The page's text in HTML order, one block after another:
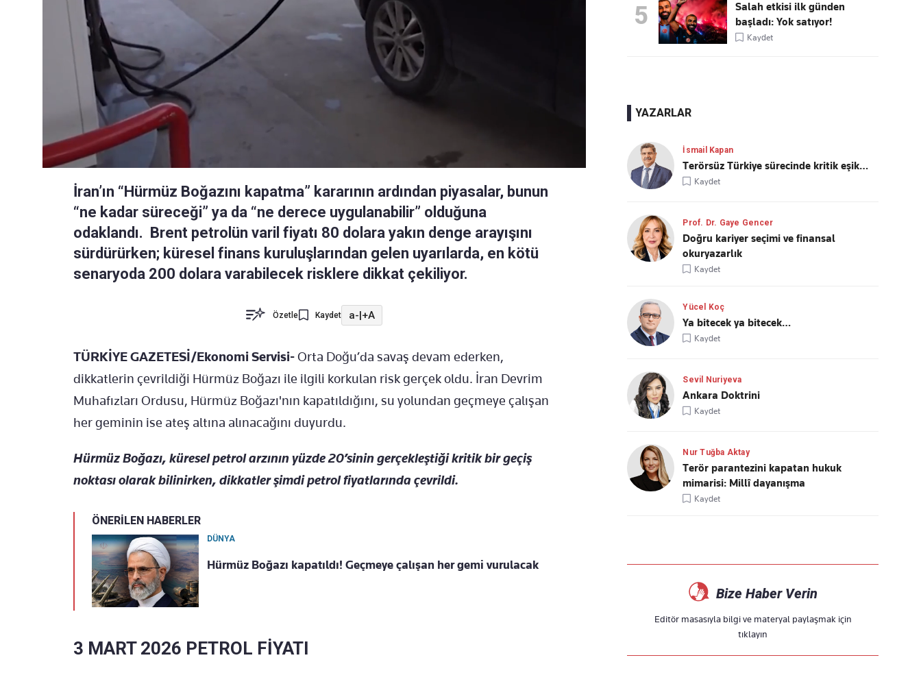
İran’ın “Hürmüz Boğazını kapatma” kararının ardından piyasalar, bunun
“ne kadar süreceği” ya da “ne derece uygulanabilir” olduğuna
odaklandı. Brent petrolün varil fiyatı 80 dolara yakın denge arayışını
sürdürürken; küresel finans kuruluşlarından gelen uyarılarda, en kötü
senaryoda 200 dolara varabilecek risklere dikkat çekiliyor.
Özetle Kaydet a-|+A
TÜRKİYE GAZETESİ/Ekonomi Servisi-Orta Doğu’da savaş devam ederken,
dikkatlerin çevrildiği Hürmüz Boğazı ile ilgili korkulan risk gerçek oldu. İran Devrim
Muhafızları Ordusu, Hürmüz Boğazı'nın kapatıldığını, su yolundan geçmeye çalışan
her geminin ise ateş altına alınacağını duyurdu.
Hürmüz Boğazı, küresel petrol arzının yüzde 20’sinin gerçekleştiği kritik bir geçiş
noktası olarak bilinirken, dikkatler şimdi petrol fiyatlarında çevrildi.
ÖNERİLEN HABERLER
DÜNYA
Hürmüz Boğazı kapatıldı! Geçmeye çalışan her gemi vurulacak
3 MART 2026 PETROL FİYATI
5
Salah etkisi ilk günden
başladı: Yok satıyor!
Kaydet
YAZARLAR
İsmail Kapan
Terörsüz Türkiye sürecinde kritik eşik…
Kaydet
Prof. Dr. Gaye Gencer
Doğru kariyer seçimi ve finansal
okuryazarlık
Kaydet
Yücel Koç
Ya bitecek ya bitecek…
Kaydet
Sevil Nuriyeva
Ankara Doktrini
Kaydet
Nur Tuğba Aktay
Terör parantezini kapatan hukuk
mimarisi: Millî dayanışma
Kaydet
Bize Haber Verin
Editör masasıyla bilgi ve materyal paylaşmak için
tıklayın